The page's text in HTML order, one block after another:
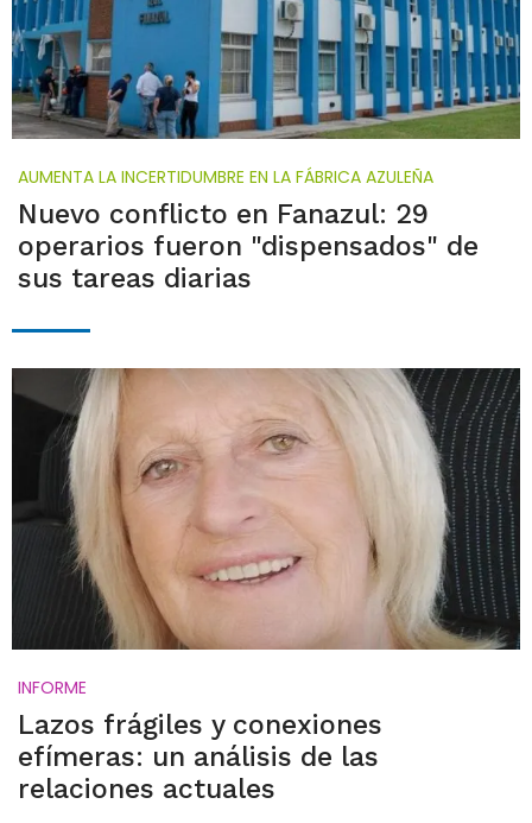
AUMENTA LA INCERTIDUMBRE EN LA FÁBRICA AZULEÑA
Nuevo conflicto en Fanazul: 29
operarios fueron "dispensados" de
sus tareas diarias
INFORME
Lazos frágiles y conexiones
efímeras: un análisis de las
relaciones actuales